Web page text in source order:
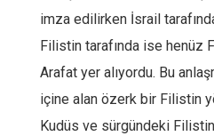
imza edilirken İsrail
Filistin tarafında ise henüz
Arafat yer alıyordu. Bu
içine alan özerk bir Filistin
Kudüs ve sürgündeki